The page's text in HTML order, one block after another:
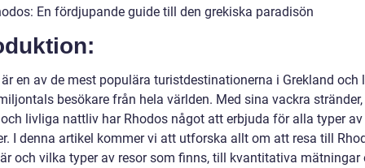
En fördjupande guide till den grekiska paradisön
en av de mest populära turistdestinationerna i Grekland och
besökare från hela världen. Med sina vackra
livliga nattliv har Rhodos något att erbjuda för alla typer av
I denna artikel kommer vi att utforska allt om att resa till
och vilka typer av resor som finns, till kvantitativa mätningar